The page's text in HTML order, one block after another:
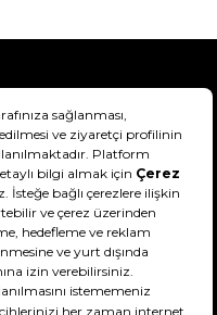
Bilgisi
& Koşullar